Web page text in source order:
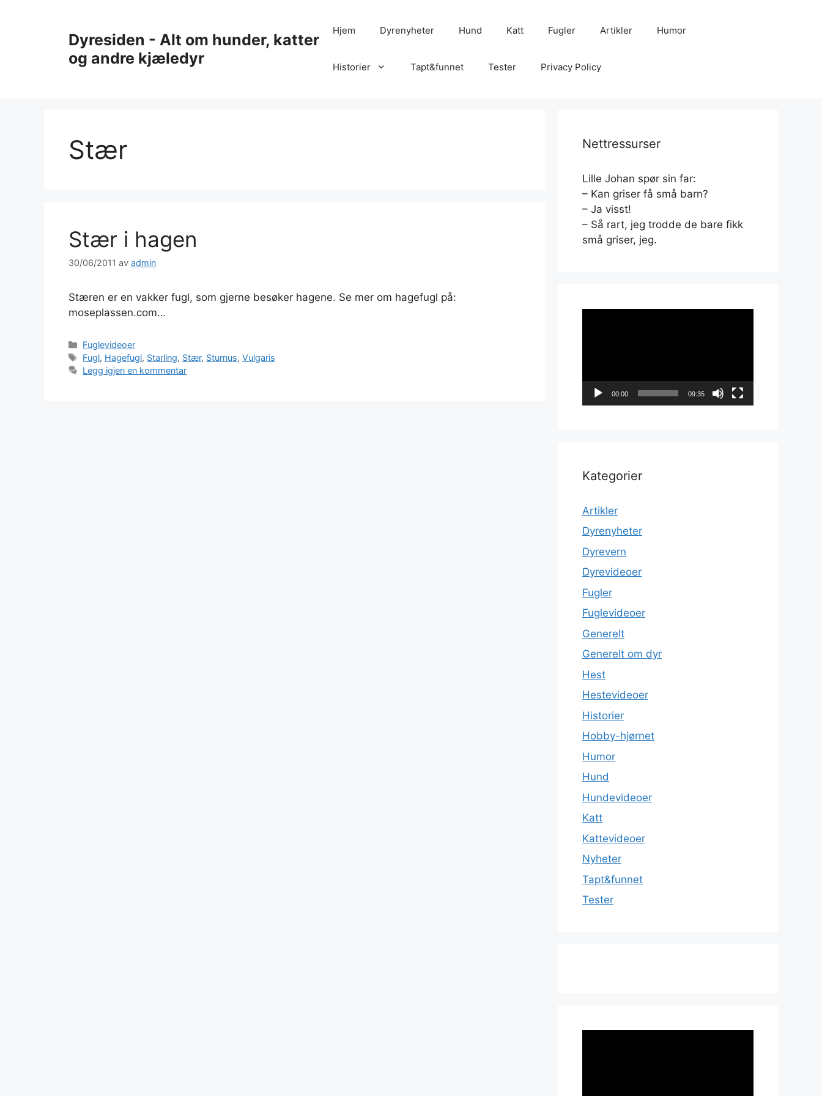
Dyresiden - Alt om hunder, katter
og andre kjæledyr
Hjem Dyrenyheter Hund Katt Fugler Artikler Humor
Historier Tapt&funnet Tester Privacy Policy
Stær
Stær i hagen
30/06/2011 av admin
Stæren er en vakker fugl, som gjerne besøker hagene. Se mer om hagefugl på:
moseplassen.com…
Kategorier
Fuglevideoer
Stikkord
Fugl, Hagefugl, Starling, Stær, Sturnus,Vulgaris
Legg igjen en kommentar
Nettressurser
Lille Johan spør sin far:
– Kan griser få små barn?
– Ja visst!
– Så rart, jeg trodde de bare fikk
små griser, jeg.
00:00 09:35
Kategorier
Artikler
Dyrenyheter
Dyrevern
Dyrevideoer
Fugler
Fuglevideoer
Generelt
Generelt om dyr
Hest
Hestevideoer
Historier
Hobby-hjørnet
Humor
Hund
Hundevideoer
Katt
Kattevideoer
Nyheter
Tapt&funnet
Tester